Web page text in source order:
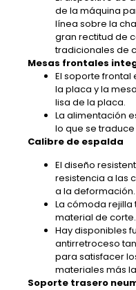
de la máquina
línea sobre la
gran rectitud de
tradicionales de
Mesas frontales
El soporte
la placa y la
lisa de la placa.
La alimentación
lo que se
Calibre de espalda
El diseño
resistencia a las
a la deformación.
La cómoda
material de corte.
Hay disponibles
antirretroceso
para satisfacer
materiales más
Soporte trasero